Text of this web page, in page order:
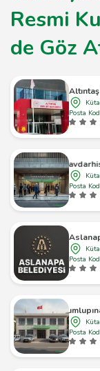
Resmi
de Göz
Posta
Posta
Posta
Posta